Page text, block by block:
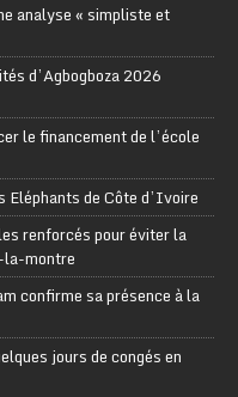
analyse « simpliste et
d’Agbogboza 2026
le financement de l’école
Eléphants de Côte d’Ivoire
renforcés pour éviter la
la-montre
confirme sa présence à la
jours de congés en